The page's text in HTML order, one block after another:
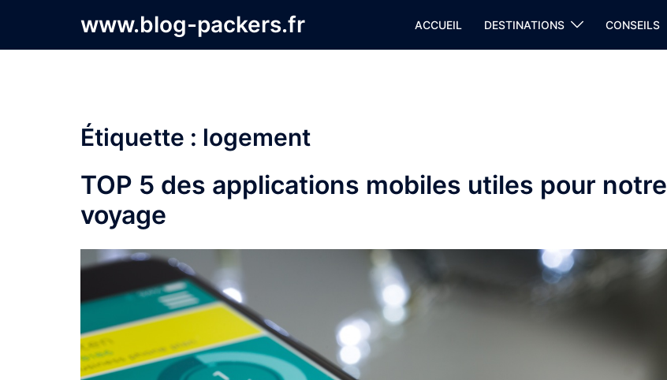
www.blog-packers.fr ACCUEIL DESTINATIONS CONSEILS
Étiquette : logement
TOP 5 des applications mobiles utiles pour notre
voyage